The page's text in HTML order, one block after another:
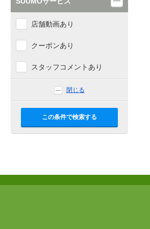
店舗動画あり
クーポンあり
スタッフコメントあり
閉じる
この条件で検索する